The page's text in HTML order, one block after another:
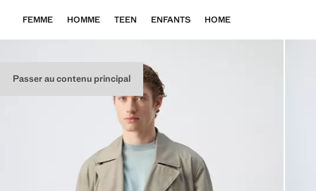
Passer au contenu principal
FEMME HOMME TEEN ENFANTS HOME